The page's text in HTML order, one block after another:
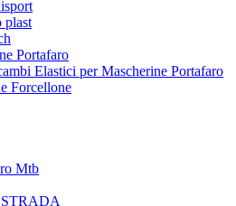
plast
Portafaro
Elastici per Mascherine Portafaro
Forcellone
Mtb